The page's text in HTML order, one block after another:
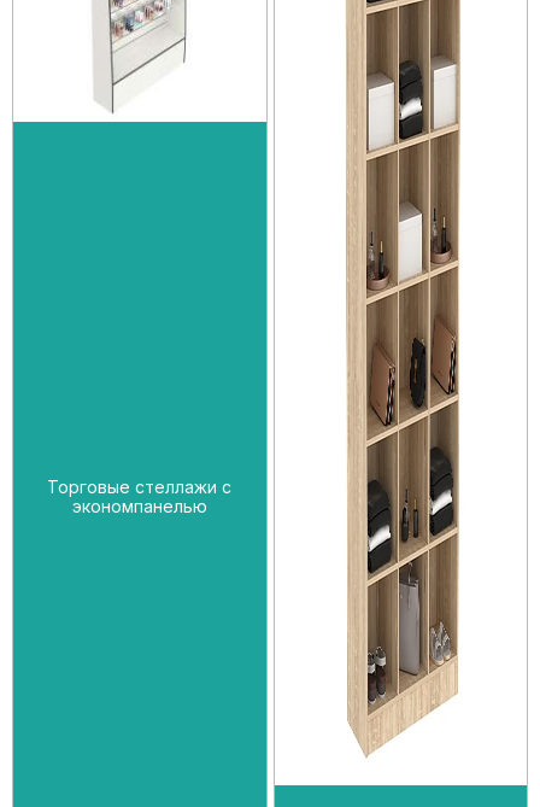
Торговые стеллажи с
экономпанелью